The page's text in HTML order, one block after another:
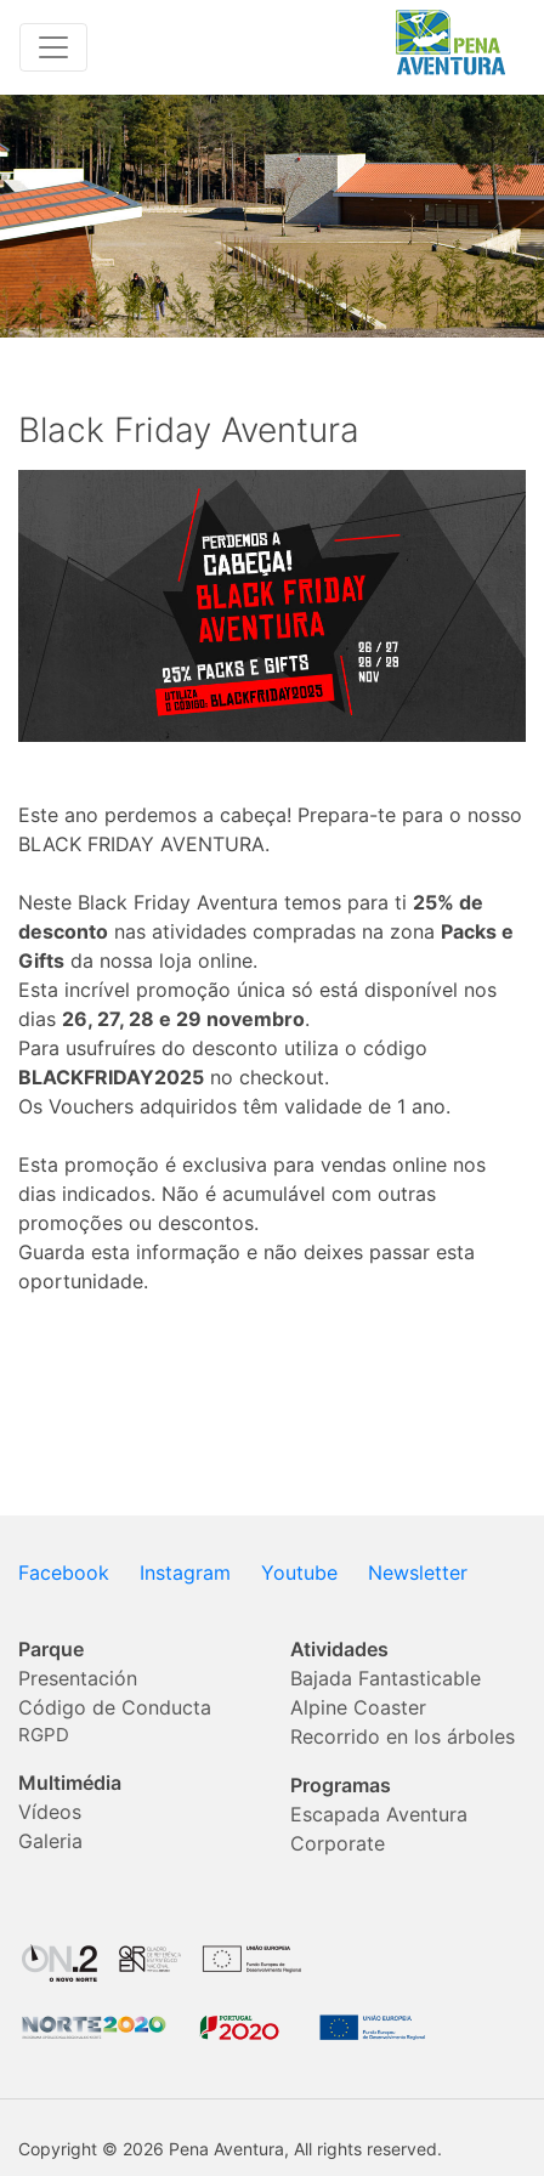
Black Friday Aventura
Este ano perdemos a cabeça! Prepara-te para o nosso
BLACK FRIDAY AVENTURA.
Neste Black Friday Aventura temos para ti 25% de
desconto nas atividades compradas na zona Packs e
Gifts da nossa loja online.
Esta incrível promoção única só está disponível nos
dias 26, 27, 28 e 29 novembro.
Para usufruíres do desconto utiliza o código
BLACKFRIDAY2025 no checkout.
Os Vouchers adquiridos têm validade de 1 ano.
Esta promoção é exclusiva para vendas online nos
dias indicados. Não é acumulável com outras
promoções ou descontos.
Guarda esta informação e não deixes passar esta
oportunidade.
Facebook Instagram Youtube Newsletter
Parque
Presentación
Código de Conducta
RGPD
Multimédia
Vídeos
Galeria
Atividades
Bajada Fantasticable
Alpine Coaster
Recorrido en los árboles
Programas
Escapada Aventura
Corporate
Copyright © 2026 Pena Aventura, All rights reserved.